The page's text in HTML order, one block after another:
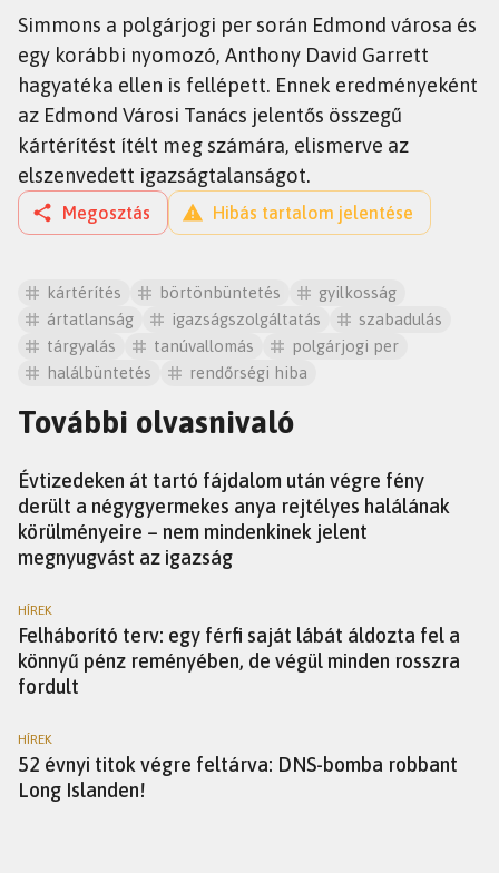
Simmons a polgárjogi per során Edmond városa és
egy korábbi nyomozó, Anthony David Garrett
hagyatéka ellen is fellépett. Ennek eredményeként
az Edmond Városi Tanács jelentős összegű
kártérítést ítélt meg számára, elismerve az
elszenvedett igazságtalanságot.
Megosztás Hibás tartalom jelentése
kártérítés börtönbüntetés
gyilkosság
ártatlanság
igazságszolgáltatás
szabadulás
tárgyalás
tanúvallomás
polgárjogi per
halálbüntetés
rendőrségi hiba
További olvasnivaló
Évtizedeken át tartó fájdalom után végre fény
derült a négygyermekes anya rejtélyes halálának
körülményeire – nem mindenkinek jelent
megnyugvást az igazság
HÍREK
Felháborító terv: egy férfi saját lábát áldozta fel a
könnyű pénz reményében, de végül minden rosszra
fordult
HÍREK
52 évnyi titok végre feltárva: DNS-bomba robbant
Long Islanden!